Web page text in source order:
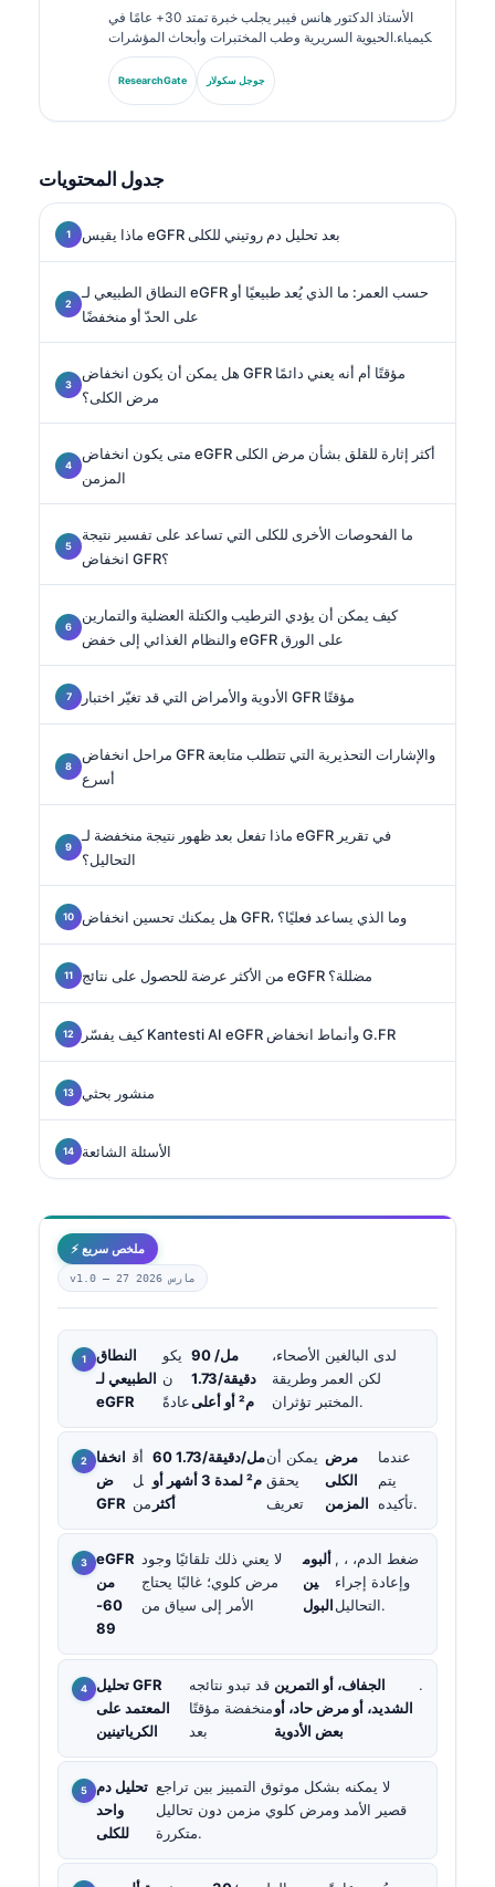
الأستاذ الدكتور هانس فيبر يجلب خبرة تمتد 30+ عامًا في
الكيمياء الحيوية السريرية وطب المختبرات وأبحاث المؤشرات
الحيوية. بصفته الرئيس السابق للجمعية الألمانية للكيمياء
السريرية، يتخصص في تحليل لوحات التشخيص، وتوحيد
المؤشرات الحيوية، والطب المخبري المدعوم بالذكاء
ResearchGate جوجل سكولار
جدول المحتويات
ماذا يقيس eGFR بعد تحليل دم روتيني للكلى
النطاق الطبيعي لـ eGFR حسب العمر: ما الذي يُعد طبيعيًا أو
على الحدّ أو منخفضًا
هل يمكن أن يكون انخفاض GFR مؤقتًا أم أنه يعني دائمًا
مرض الكلى؟
متى يكون انخفاض eGFR أكثر إثارة للقلق بشأن مرض الكلى
المزمن
ما الفحوصات الأخرى للكلى التي تساعد على تفسير نتيجة
انخفاض GFR؟
كيف يمكن أن يؤدي الترطيب والكتلة العضلية والتمارين
والنظام الغذائي إلى خفض eGFR على الورق
الأدوية والأمراض التي قد تغيّر اختبار GFR مؤقتًا
مراحل انخفاض GFR والإشارات التحذيرية التي تتطلب متابعة
أسرع
ماذا تفعل بعد ظهور نتيجة منخفضة لـ eGFR في تقرير
التحاليل؟
هل يمكنك تحسين انخفاض GFR، وما الذي يساعد فعليًا؟
من الأكثر عرضة للحصول على نتائج eGFR مضللة؟
كيف يفسّر Kantesti AI eGFR وأنماط انخفاض G.FR
منشور بحثي
الأسئلة الشائعة
⚡ ملخص سريع
v1.0 — 27 مارس 2026
النطاق
الطبيعي لـ
eGFR
يكو
ن
عادةً
90 مل/
دقيقة/1.73
م² أو أعلى
لدى البالغين الأصحاء،
لكن العمر وطريقة
المختبر تؤثران.
انخفا
ض
GFR
أق
ل
من
60 مل/دقيقة/1.73
م² لمدة 3 أشهر أو
أكثر
يمكن أن
يحقق
تعريف
مرض
الكلى
المزمن
عندما
يتم
تأكيده.
eGFR
من
60-
89
لا يعني ذلك تلقائيًا وجود
مرض كلوي؛ غالبًا يحتاج
الأمر إلى سياق من
ألبوم
ين
البول
, ، ضغط الدم،
وإعادة إجراء
التحاليل.
تحليل GFR
المعتمد على
الكرياتينين
قد تبدو نتائجه
منخفضة مؤقتًا
بعد
الجفاف، أو التمرين
الشديد، أو مرض حاد، أو
بعض الأدوية
.
تحليل دم
واحد
للكلى
لا يمكنه بشكل موثوق التمييز بين تراجع
قصير الأمد ومرض كلوي مزمن دون تحاليل
متكررة.